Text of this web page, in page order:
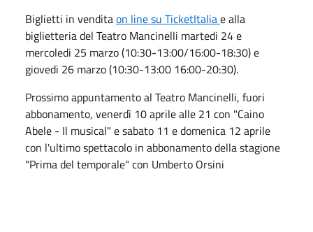
Biglietti in venditaon line su TicketItaliae alla
biglietteria del Teatro Mancinelli martedi 24 e
mercoledi 25 marzo (10:30-13:00/16:00-18:30) e
giovedi 26 marzo (10:30-13:00 16:00-20:30).
Prossimo appuntamento al Teatro Mancinelli, fuori
abbonamento, venerdì 10 aprile alle 21 con "Caino
Abele - Il musical" e sabato 11 e domenica 12 aprile
con l'ultimo spettacolo in abbonamento della stagione
"Prima del temporale" con Umberto Orsini